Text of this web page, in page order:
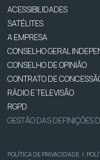
ACESSIBILIDADES
SATÉLITES
A EMPRESA
CONSELHO GERAL
CONSELHO DE OPINIÃO
CONTRATO DE
RÁDIO E TELEVISÃO
RGPD
GESTÃO DAS DEFINIÇÕES
POLÍTICA DE PRIVACIDADE |